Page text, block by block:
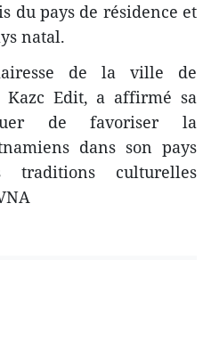
du pays de résidence et
natal.
de la ville de
Kazc Edit, a affirmé sa
de favoriser la
dans son pays
traditions culturelles